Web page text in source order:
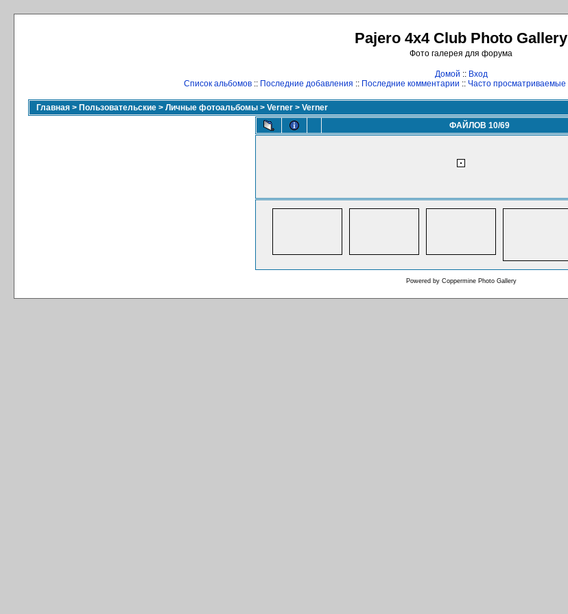
Pajero 4x4 Club Photo Gallery
Фото галерея для форума
Домой :: Вход
Список альбомов :: Последние добавления :: Последние комментарии :: Часто просматриваемые
Главная > Пользовательские > Личные фотоальбомы > Verner > Verner
ФАЙЛОВ 10/69
Powered by Coppermine Photo Gallery